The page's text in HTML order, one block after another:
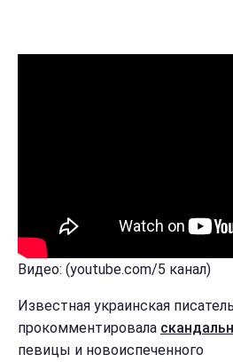
Видео: (youtube.com/5 канал)
Известная украинская
прокомментировала
певицы и новоиспеченного